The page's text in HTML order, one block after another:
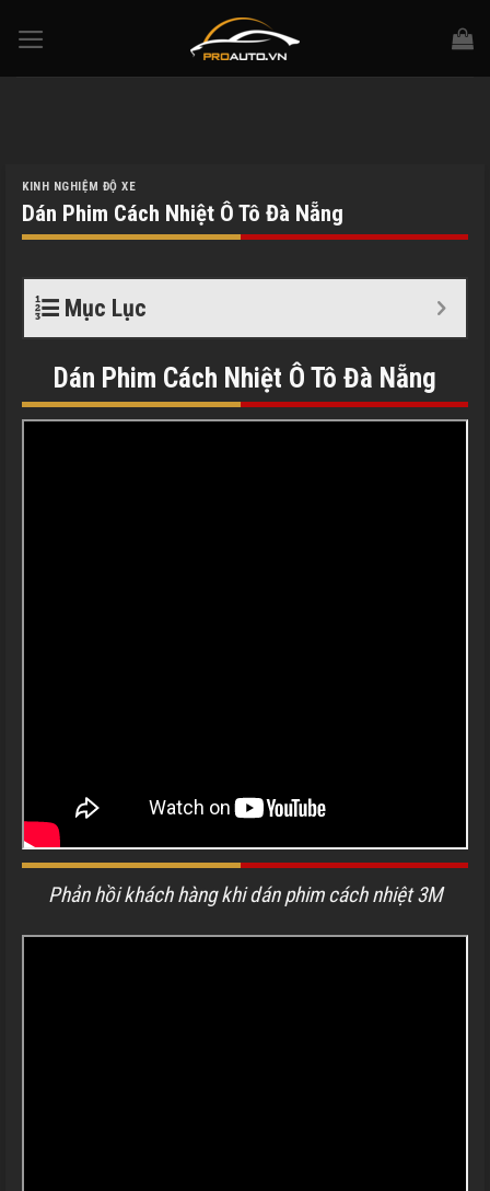
KINH NGHIỆM ĐỘ XE
Dán Phim Cách Nhiệt Ô Tô Đà Nẵng
Mục Lục
Dán Phim Cách Nhiệt Ô Tô Đà Nẵng
Phản hồi khách hàng khi dán phim cách nhiệt 3M